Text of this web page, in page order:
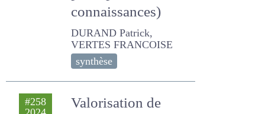
DURAND Patrick, VERTES
FRANCOISE
synthèse
Valorisation de
ressources